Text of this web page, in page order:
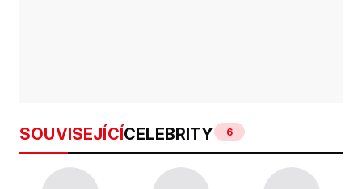
SOUVISEJÍCÍCELEBRITY 6